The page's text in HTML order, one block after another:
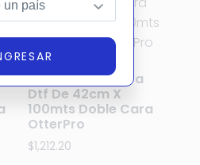
Rollo De Film Para
Dtf De 42cm X
100mts Doble Cara
OtterPro
$1,212.20